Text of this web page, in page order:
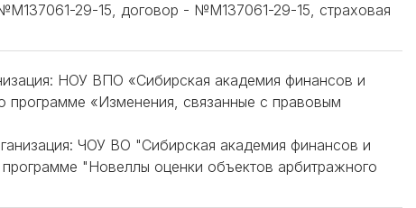
29-15, договор - №М137061-29-15, страховая
НОУ ВПО «Сибирская академия финансов и
«Изменения, связанные с правовым
ЧОУ ВО "Сибирская академия финансов и
"Новеллы оценки объектов арбитражного